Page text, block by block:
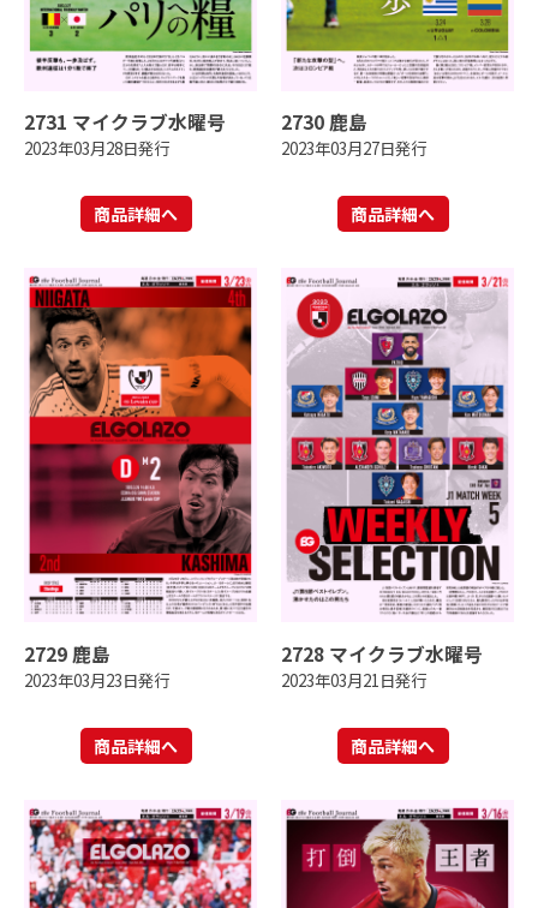
2731 マイクラブ水曜号
2023年03月28日発行
商品詳細へ
2730 鹿島
2023年03月27日発行
商品詳細へ
2729 鹿島
2023年03月23日発行
商品詳細へ
2728 マイクラブ水曜号
2023年03月21日発行
商品詳細へ